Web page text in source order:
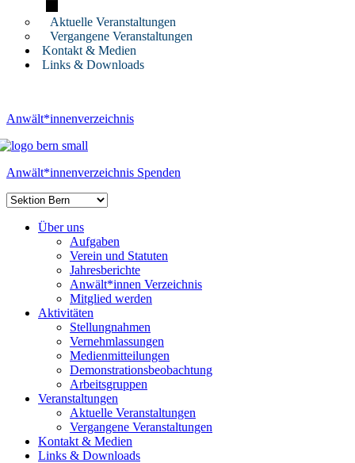
Aktuelle Veranstaltungen
Vergangene Veranstaltungen
Kontakt & Medien
Links & Downloads
Anwält*innenverzeichnis
Anwält*innenverzeichnis Spenden
Über uns
Aufgaben
Verein und Statuten
Jahresberichte
Anwält*innen Verzeichnis
Mitglied werden
Aktivitäten
Stellungnahmen
Vernehmlassungen
Medienmitteilungen
Demonstrationsbeobachtung
Arbeitsgruppen
Veranstaltungen
Aktuelle Veranstaltungen
Vergangene Veranstaltungen
Kontakt & Medien
Links & Downloads